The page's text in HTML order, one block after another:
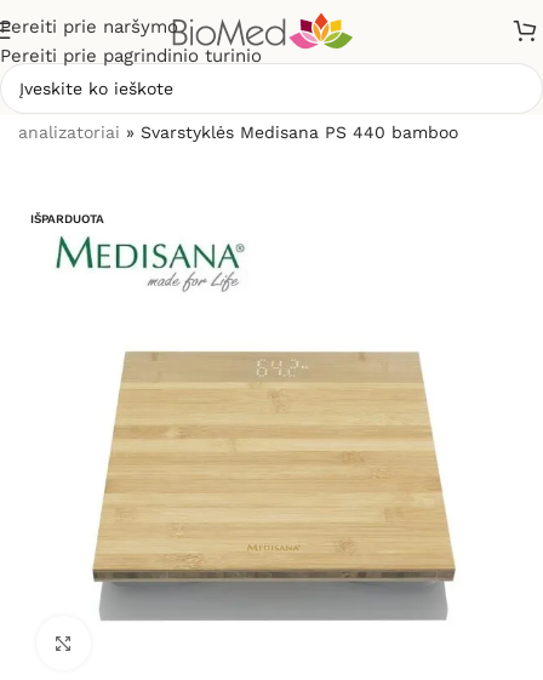
Pereiti prie naršymo
Pereiti prie pagrindinio turinio
analizatoriai » Svarstyklės Medisana PS 440 bamboo
IŠPARDUOTA